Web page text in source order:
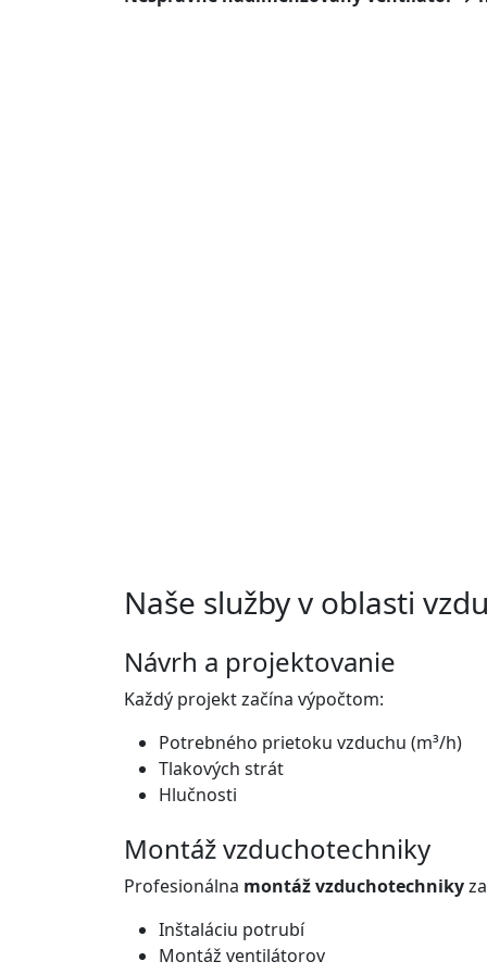
Naše služby v oblasti
Návrh a projektovanie
Každý projekt začína výpočtom:
Potrebného prietoku vzduchu (m³/h)
Tlakových strát
Hlučnosti
Montáž vzduchotechniky
Profesionálna montáž vzduchotechniky
Inštaláciu potrubí
Montáž ventilátorov